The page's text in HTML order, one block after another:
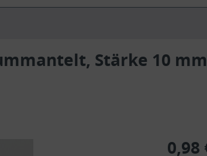
Stärke 10
0,98